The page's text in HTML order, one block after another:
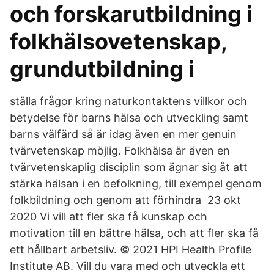
och forskarutbildning i
folkhälsovetenskap,
grundutbildning i
ställa frågor kring naturkontaktens villkor och
betydelse för barns hälsa och utveckling samt
barns välfärd så är idag även en mer genuin
tvärvetenskap möjlig. Folkhälsa är även en
tvärvetenskaplig disciplin som ägnar sig åt att
stärka hälsan i en befolkning, till exempel genom
folkbildning och genom att förhindra 23 okt
2020 Vi vill att fler ska få kunskap och
motivation till en bättre hälsa, och att fler ska få
ett hållbart arbetsliv. © 2021 HPI Health Profile
Institute AB. Vill du vara med och utveckla ett